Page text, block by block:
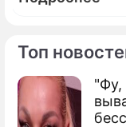
Топ
"Фу,